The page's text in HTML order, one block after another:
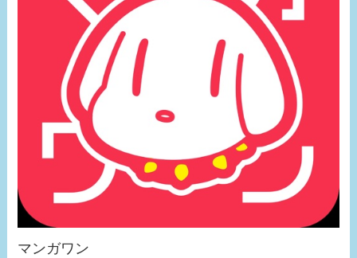
マンガワン